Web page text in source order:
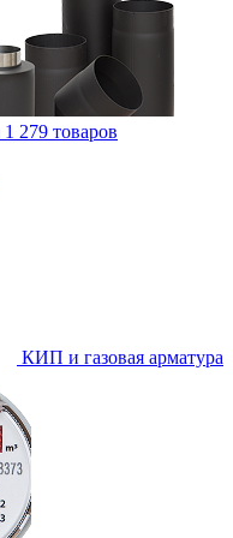
1 279 товаров
КИП и газовая арматура